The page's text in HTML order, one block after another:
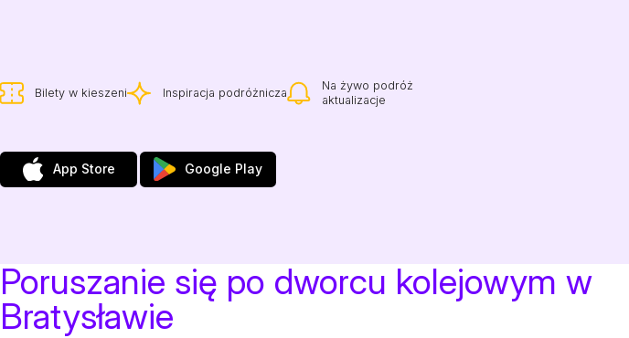
Bilety w kieszeni Inspiracja podróżnicza
Na żywo podróż
aktualizacje
App Store Google Play
Poruszanie się po dworcu kolejowym w
Bratysławie